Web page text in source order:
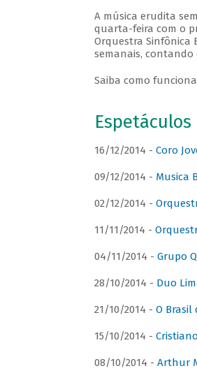
A música erudita
quarta-feira com o
Orquestra Sinfônica
semanais, contando
Saiba como
16/12/2014 - Coro
09/12/2014 - Musica
02/12/2014 -
11/11/2014 -
04/11/2014 - Grupo
28/10/2014 - Duo
21/10/2014 - O Brasil
15/10/2014 -
08/10/2014 - Arthur